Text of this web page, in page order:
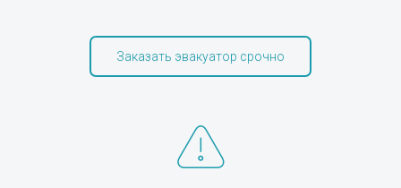
Заказать эвакуатор срочно